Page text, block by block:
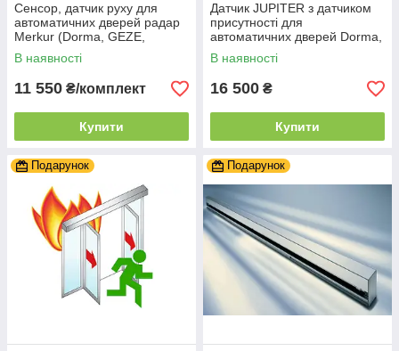
Сенсор, датчик руху для
автоматичних дверей радар
Merkur (Dorma, GEZE,
Tormax, Besam,Gilgen)
В наявності
11 550 ₴/комплект
Купити
Датчик JUPITER з датчиком
присутності для
автоматичних дверей Dorma,
GEZE, Tormax, Besam,
Aprimatic
В наявності
16 500 ₴
Купити
Подарунок Подарунок